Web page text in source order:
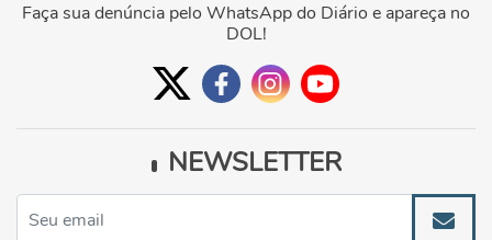
Faça sua denúncia pelo WhatsApp do Diário e apareça no
DOL!
NEWSLETTER